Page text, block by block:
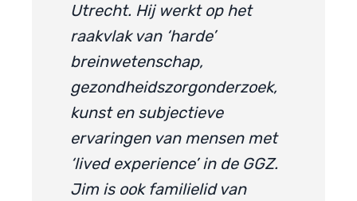
Utrecht. Hij werkt op het
raakvlak van ‘harde’
breinwetenschap,
gezondheidszorgonderzoek,
kunst en subjectieve
ervaringen van mensen met
‘lived experience’ in de GGZ.
Jim is ook familielid van